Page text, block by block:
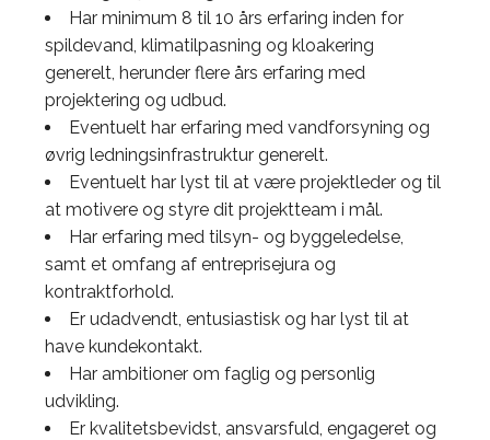
Har minimum 8 til 10 års erfaring inden for
spildevand, klimatilpasning og kloakering
generelt, herunder flere års erfaring med
projektering og udbud.
Eventuelt har erfaring med vandforsyning og
øvrig ledningsinfrastruktur generelt.
Eventuelt har lyst til at være projektleder og til
at motivere og styre dit projektteam i mål.
Har erfaring med tilsyn- og byggeledelse,
samt et omfang af entreprisejura og
kontraktforhold.
Er udadvendt, entusiastisk og har lyst til at
have kundekontakt.
Har ambitioner om faglig og personlig
udvikling.
Er kvalitetsbevidst, ansvarsfuld, engageret og